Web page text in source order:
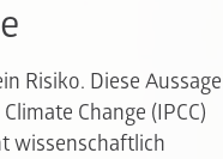
Risiko. Diese Aussage
Change (IPCC)
wissenschaftlich